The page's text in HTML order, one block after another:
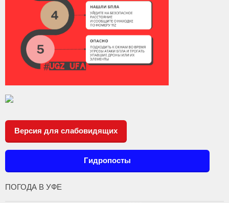
Версия для слабовидящих
Гидропосты
ПОГОДА В УФЕ